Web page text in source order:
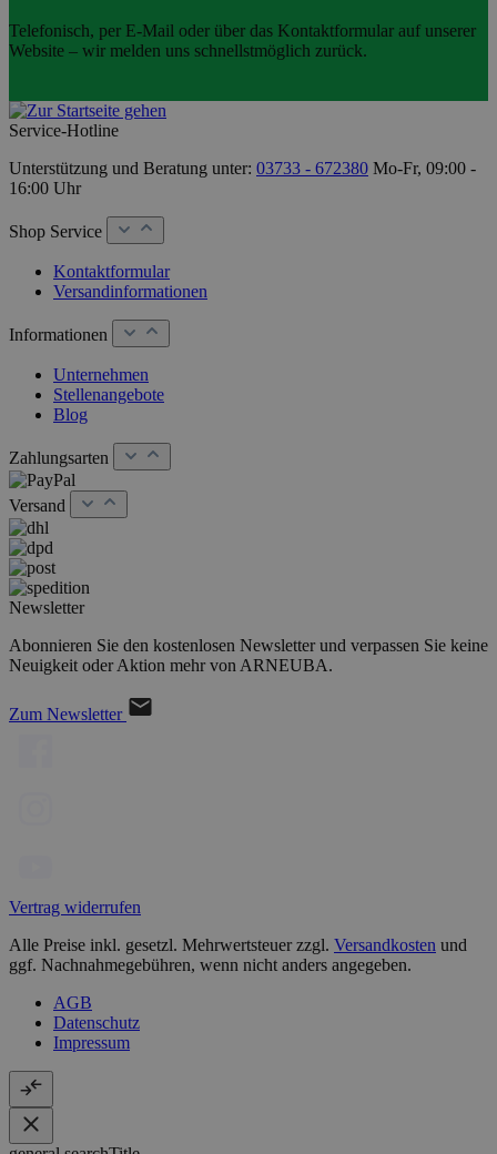
Telefonisch, per E-Mail oder über das Kontaktformular auf unserer
Website – wir melden uns schnellstmöglich zurück.
Service-Hotline
Unterstützung und Beratung unter: 03733 - 672380 Mo-Fr, 09:00 -
16:00 Uhr
Shop Service
Kontaktformular
Versandinformationen
Informationen
Unternehmen
Stellenangebote
Blog
Zahlungsarten
Versand
Newsletter
Abonnieren Sie den kostenlosen Newsletter und verpassen Sie keine
Neuigkeit oder Aktion mehr von ARNEUBA.
Zum Newsletter
Vertrag widerrufen
Alle Preise inkl. gesetzl. Mehrwertsteuer zzgl. Versandkosten und
ggf. Nachnahmegebühren, wenn nicht anders angegeben.
AGB
Datenschutz
Impressum